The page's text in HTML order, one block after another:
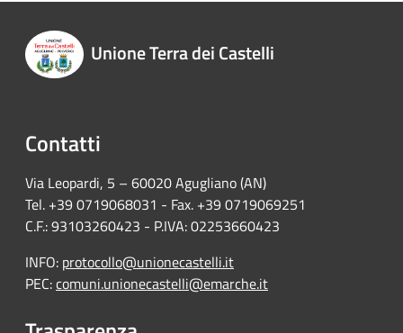
Unione Terra dei Castelli
Contatti
Via Leopardi, 5 – 60020 Agugliano (AN)
Tel. +39 0719068031 - Fax. +39 0719069251
C.F.: 93103260423 - P.IVA: 02253660423
INFO: protocollo@unionecastelli.it
PEC:comuni.unionecastelli@emarche.it